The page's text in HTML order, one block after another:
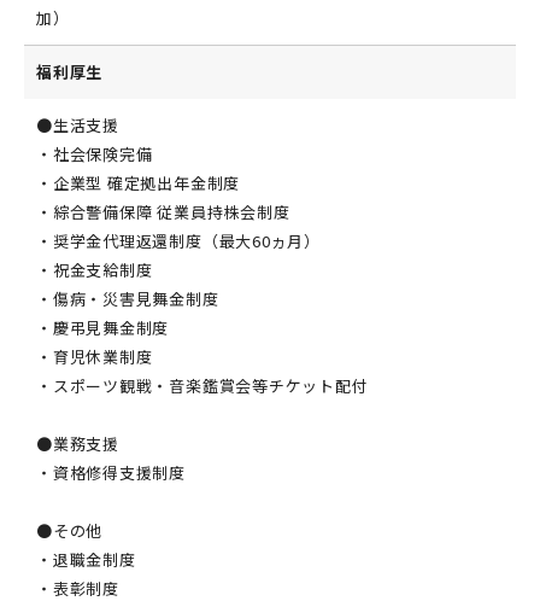
加）
福利厚生
●生活支援
・社会保険完備
・企業型 確定拠出年金制度
・綜合警備保障 従業員持株会制度
・奨学金代理返還制度（最大60ヵ月）
・祝金支給制度
・傷病・災害見舞金制度
・慶弔見舞金制度
・育児休業制度
・スポーツ観戦・音楽鑑賞会等チケット配付
●業務支援
・資格修得支援制度
●その他
・退職金制度
・表彰制度